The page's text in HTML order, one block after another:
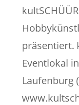
präsentiert.
Eventlokal
Laufenburg